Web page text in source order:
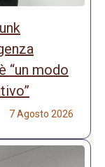
“un modo
7 Agosto 2026